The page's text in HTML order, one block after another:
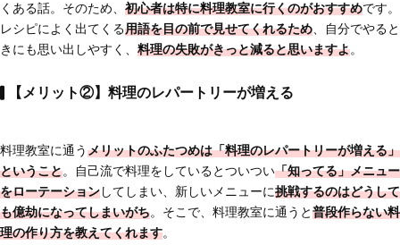
くある話。そのため、 初心者は特に料理教室に行くのがおすすめです。
レシピによく出てくる用語を目の前で見せてくれるため、自分でやると
きにも思い出しやすく、 料理の失敗がきっと減ると思いますよ。
【メリット②】料理のレパートリーが増える
料理教室に通うメリットのふたつめは「料理のレパートリーが増える」
ということ。自己流で料理をしているとついつい「知ってる」メニュー
をローテーションしてしまい、新しいメニューに挑戦するのはどうして
も億劫になってしまいがち。そこで、料理教室に通うと普段作らない料
理の作り方を教えてくれます。